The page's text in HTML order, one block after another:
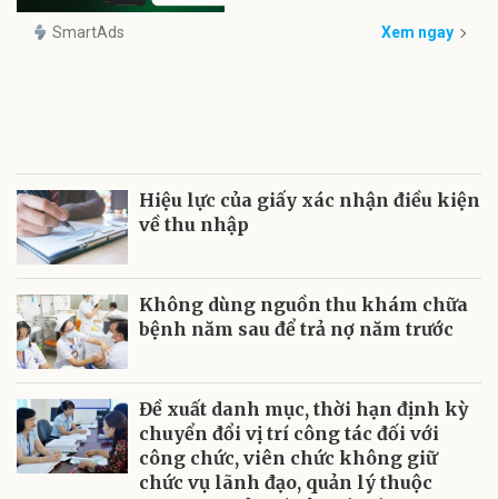
SmartAds Xem ngay
Hiệu lực của giấy xác nhận điều kiện
về thu nhập
Không dùng nguồn thu khám chữa
bệnh năm sau để trả nợ năm trước
Đề xuất danh mục, thời hạn định kỳ
chuyển đổi vị trí công tác đối với
công chức, viên chức không giữ
chức vụ lãnh đạo, quản lý thuộc